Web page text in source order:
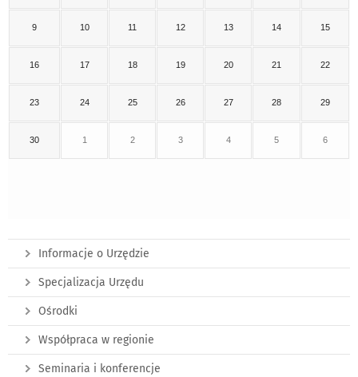
9 10 11 12 13 14 15
16 17 18 19 20 21 22
23 24 25 26 27 28 29
30 1 2 3 4 5 6
Informacje o Urzędzie
Specjalizacja Urzędu
Ośrodki
Współpraca w regionie
Seminaria i konferencje